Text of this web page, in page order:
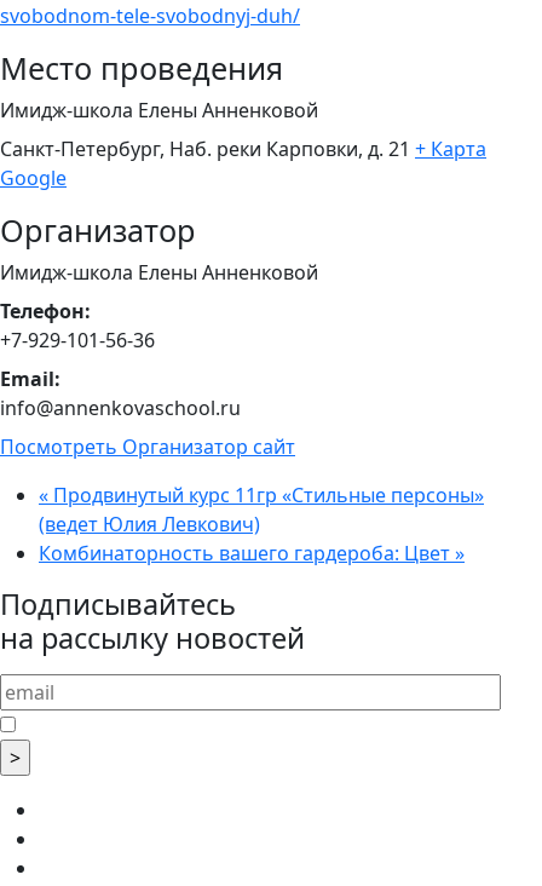
svobodnom-tele-svobodnyj-duh/
Место проведения
Имидж-школа Елены Анненковой
Санкт-Петербург, Наб. реки Карповки, д. 21 + Карта
Google
Организатор
Имидж-школа Елены Анненковой
Телефон:
+7-929-101-56-36
Email:
info@annenkovaschool.ru
Посмотреть Организатор сайт
« Продвинутый курс 11гр «Стильные персоны»
(ведет Юлия Левкович)
Комбинаторность вашего гардероба: Цвет»
Подписывайтесь
на рассылку новостей